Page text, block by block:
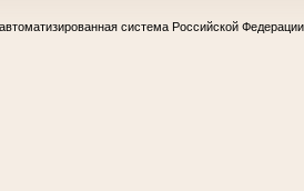
система Российской